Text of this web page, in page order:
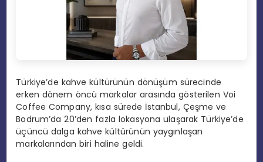
Türkiye’de kahve kültürünün dönüşüm sürecinde
erken dönem öncü markalar arasında gösterilen Voi
Coffee Company, kısa sürede İstanbul, Çeşme ve
Bodrum’da 20’den fazla lokasyona ulaşarak Türkiye’de
üçüncü dalga kahve kültürünün yaygınlaşan
markalarından biri haline geldi.